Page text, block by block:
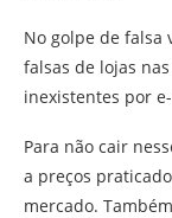
No golpe de falsa
falsas de lojas
inexistentes por
Para não cair
a preços
mercado.